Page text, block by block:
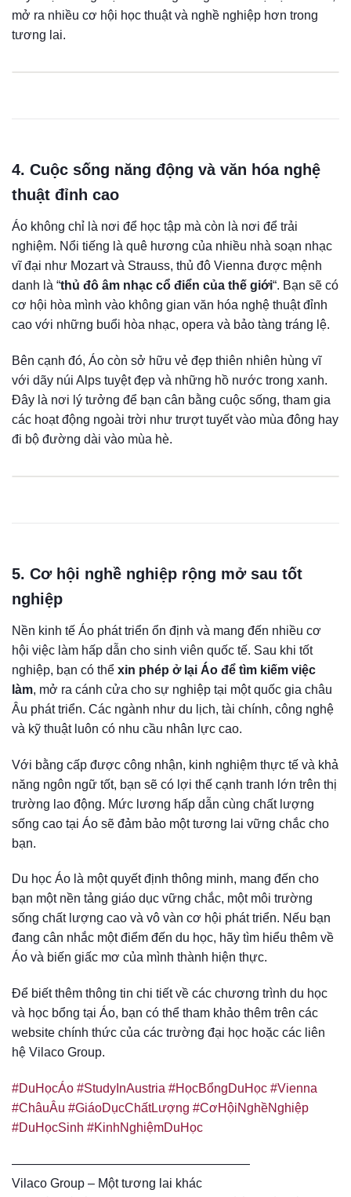
mở ra nhiều cơ hội học thuật và nghề nghiệp hơn trong
tương lai.
4. Cuộc sống năng động và văn hóa nghệ
thuật đỉnh cao
Áo không chỉ là nơi để học tập mà còn là nơi để trải
nghiệm. Nổi tiếng là quê hương của nhiều nhà soạn nhạc
vĩ đại như Mozart và Strauss, thủ đô Vienna được mệnh
danh là “thủ đô âm nhạc cổ điển của thế giới“. Bạn sẽ có
cơ hội hòa mình vào không gian văn hóa nghệ thuật đỉnh
cao với những buổi hòa nhạc, opera và bảo tàng tráng lệ.
Bên cạnh đó, Áo còn sở hữu vẻ đẹp thiên nhiên hùng vĩ
với dãy núi Alps tuyệt đẹp và những hồ nước trong xanh.
Đây là nơi lý tưởng để bạn cân bằng cuộc sống, tham gia
các hoạt động ngoài trời như trượt tuyết vào mùa đông hay
đi bộ đường dài vào mùa hè.
5. Cơ hội nghề nghiệp rộng mở sau tốt
nghiệp
Nền kinh tế Áo phát triển ổn định và mang đến nhiều cơ
hội việc làm hấp dẫn cho sinh viên quốc tế. Sau khi tốt
nghiệp, bạn có thể xin phép ở lại Áo để tìm kiếm việc
làm, mở ra cánh cửa cho sự nghiệp tại một quốc gia châu
Âu phát triển. Các ngành như du lịch, tài chính, công nghệ
và kỹ thuật luôn có nhu cầu nhân lực cao.
Với bằng cấp được công nhận, kinh nghiệm thực tế và khả
năng ngôn ngữ tốt, bạn sẽ có lợi thế cạnh tranh lớn trên thị
trường lao động. Mức lương hấp dẫn cùng chất lượng
sống cao tại Áo sẽ đảm bảo một tương lai vững chắc cho
bạn.
Du học Áo là một quyết định thông minh, mang đến cho
bạn một nền tảng giáo dục vững chắc, một môi trường
sống chất lượng cao và vô vàn cơ hội phát triển. Nếu bạn
đang cân nhắc một điểm đến du học, hãy tìm hiểu thêm về
Áo và biến giấc mơ của mình thành hiện thực.
Để biết thêm thông tin chi tiết về các chương trình du học
và học bổng tại Áo, bạn có thể tham khảo thêm trên các
website chính thức của các trường đại học hoặc các liên
hệ Vilaco Group.
#DuHọcÁo #StudyInAustria #HọcBổngDuHọc #Vienna
#ChâuÂu #GiáoDụcChấtLượng #CơHộiNghềNghiệp
#DuHọcSinh #KinhNghiệmDuHọc
———————————————————
Vilaco Group – Một tương lai khác